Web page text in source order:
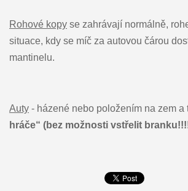
Rohové kopyse zahrávají normálně,
situace, kdy se míč za autovou čárou
mantinelu.
Auty- házené nebo položením na zem a
hráče“ (bez možnosti vstřelit